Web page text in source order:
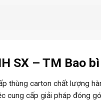
SX – TM Bao
thùng carton chất lượng
cung cấp giải pháp đóng